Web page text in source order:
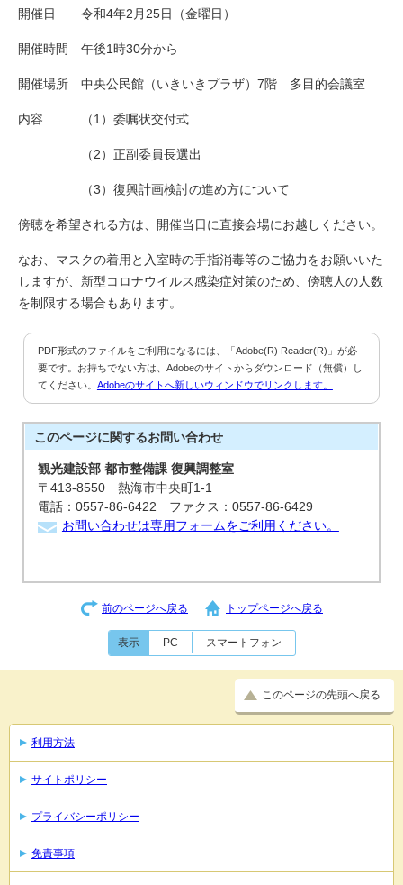
開催日 令和4年2月25日（金曜日）
開催時間 午後1時30分から
開催場所 中央公民館（いきいきプラザ）7階 多目的会議室
内容 （1）委嘱状交付式
（2）正副委員長選出
（3）復興計画検討の進め方について
傍聴を希望される方は、開催当日に直接会場にお越しください。
なお、マスクの着用と入室時の手指消毒等のご協力をお願いいた
しますが、新型コロナウイルス感染症対策のため、傍聴人の人数
を制限する場合もあります。
PDF形式のファイルをご利用になるには、「Adobe(R) Reader(R)」が必
要です。お持ちでない方は、Adobeのサイトからダウンロード（無償）し
てください。 Adobeのサイトへ新しいウィンドウでリンクします。
このページに関するお問い合わせ
観光建設部 都市整備課 復興調整室
〒413-8550 熱海市中央町1-1
電話：0557-86-6422 ファクス：0557-86-6429
お問い合わせは専用フォームをご利用ください。
前のページへ戻る トップページへ戻る
表示 PC スマートフォン
このページの先頭へ戻る
利用方法
サイトポリシー
プライバシーポリシー
免責事項